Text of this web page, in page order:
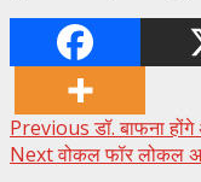
Post
navigation
Previousडॉ. बाफना
Nextवोकल फॉर लोकल